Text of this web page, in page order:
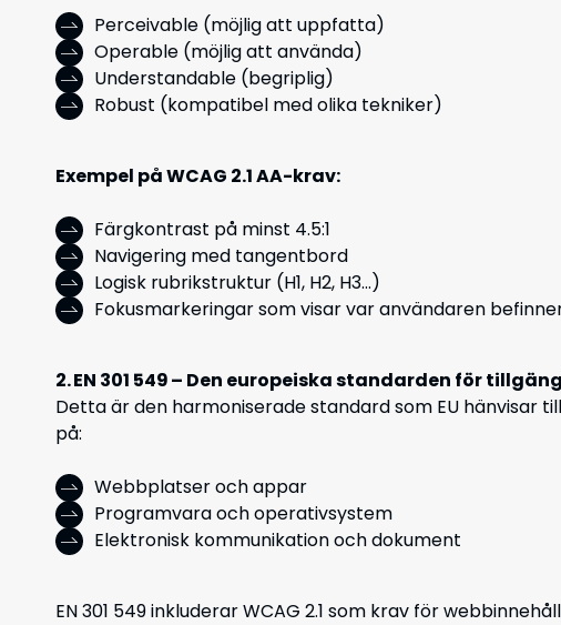
Perceivable (möjlig att uppfatta)
Operable (möjlig att använda)
Understandable (begriplig)
Robust (kompatibel med olika tekniker)
Exempel på WCAG 2.1 AA-krav:
Färgkontrast på minst 4.5:1
Navigering med tangentbord
Logisk rubrikstruktur (H1, H2, H3...)
Fokusmarkeringar som visar var användaren
2. EN 301 549 – Den europeiska standarden för
Detta är den harmoniserade standard som EU hänvisar
på:
Webbplatser och appar
Programvara och operativsystem
Elektronisk kommunikation och dokument
EN 301 549 inkluderar WCAG 2.1 som krav för